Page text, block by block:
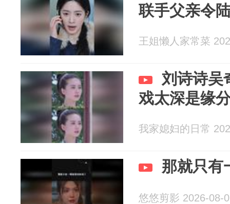
联手父亲令
王姐懒人家常菜
刘诗诗吴
戏太深是缘
我家媳妇的日常
那就只有
悠悠剪影 2026-08-